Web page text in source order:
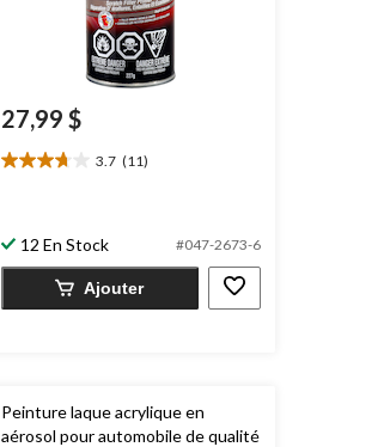
27,99 $
3.7 (11)
3.7
5.
11
évaluations
12 En Stock #047-2673-6
Ajouter
Peinture laque acrylique en
aérosol pour automobile de qualité